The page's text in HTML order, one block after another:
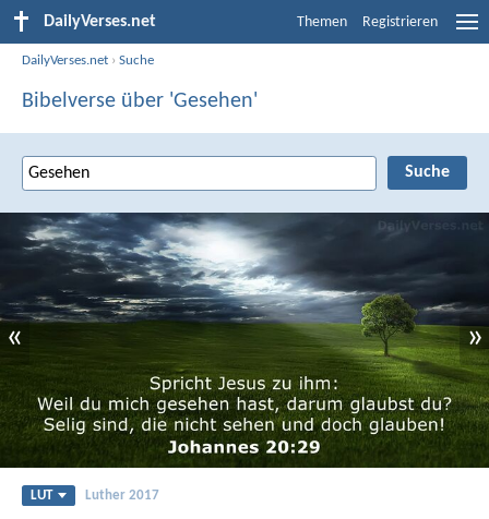
DailyVerses.net Themen Registrieren
DailyVerses.net ›Suche
Bibelverse über 'Gesehen'
« »
LUT Luther 2017